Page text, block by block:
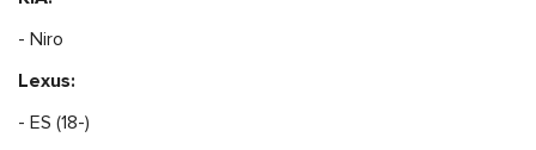
- Niro
Lexus:
- ES (18-)